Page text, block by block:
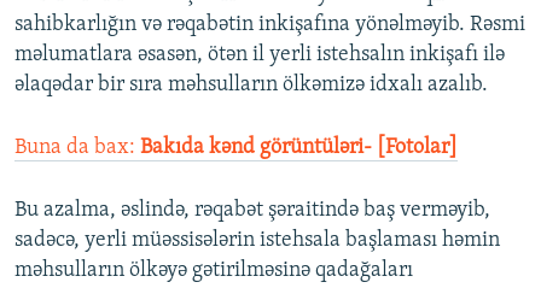
sahibkarlığın və rəqabətin inkişafına yönəlməyib. Rəsmi
məlumatlara əsasən, ötən il yerli istehsalın inkişafı ilə
əlaqədar bir sıra məhsulların ölkəmizə idxalı azalıb.
Buna da bax: Bakıda kənd görüntüləri- [Fotolar]
Bu azalma, əslində, rəqabət şəraitində baş verməyib,
sadəcə, yerli müəssisələrin istehsala başlaması həmin
məhsulların ölkəyə gətirilməsinə qadağaları